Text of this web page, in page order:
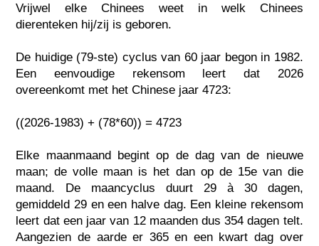
Vrijwel elke Chinees weet in welk Chinees
dierenteken hij/zij is geboren.
De huidige (79-ste) cyclus van 60 jaar begon in 1982.
Een eenvoudige rekensom leert dat 2026
overeenkomt met het Chinese jaar 4723:
((2026-1983) + (78*60)) = 4723
Elke maanmaand begint op de dag van de nieuwe
maan; de volle maan is het dan op de 15e van die
maand. De maancyclus duurt 29 à 30 dagen,
gemiddeld 29 en een halve dag. Een kleine rekensom
leert dat een jaar van 12 maanden dus 354 dagen telt.
Aangezien de aarde er 365 en een kwart dag over